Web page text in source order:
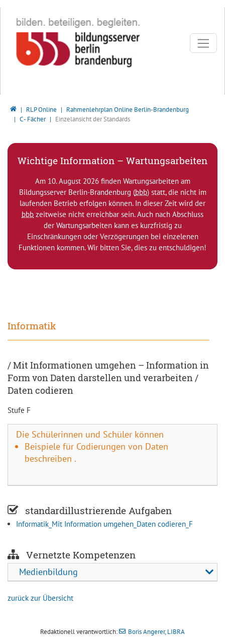
Bildungsserver Berlin - Brandenburg
RLP Online
Rahmenlehrplan Online Berlin-Brandenburg
C - Fächer
Einzelansicht der Standards
Wichtige Information – Wartungsarbeiten
Am 10. August 2026 finden Wartungsarbeiten am
Bildungsserver Berlin-Brandenburg (bbb) statt, die nicht im
laufenden Betrieb erfolgen können. In dieser Zeit wird der
bbb zeitweise nicht erreichbar sein. Auch nach Abschluss
der Wartungsarbeiten kann es kurzfristig zu
Einschränkungen oder Verzögerungen bei einzelenen
Funktionen kommen. Wir bitten Sie, dies zu entschuldigen!
Informatik
/ Mit Informationen umgehen – Information in
Form von Daten darstellen und verarbeiten /
Daten codieren
Stufe F
Die Schülerinnen und Schüler können
Beispiele für Codierungen von Daten
beschreiben .
standardillustrierende Aufgaben
Informatik_Mit Information umgehen_Daten codieren_F
Vernetzte Kompetenzen
Medienbildung
zurück zur Übersicht
Redaktionell verantwortlich: Boris Angerer, LIBRA